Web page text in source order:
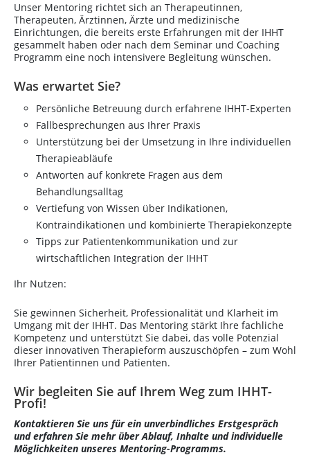
Unser Mentoring richtet sich an Therapeutinnen,
Therapeuten, Ärztinnen, Ärzte und medizinische
Einrichtungen, die bereits erste Erfahrungen mit der IHHT
gesammelt haben oder nach dem Seminar und Coaching
Programm eine noch intensivere Begleitung wünschen.
Was erwartet Sie?
Persönliche Betreuung durch erfahrene IHHT-Experten
Fallbesprechungen aus Ihrer Praxis
Unterstützung bei der Umsetzung in Ihre individuellen
Therapieabläufe
Antworten auf konkrete Fragen aus dem
Behandlungsalltag
Vertiefung von Wissen über Indikationen,
Kontraindikationen und kombinierte Therapiekonzepte
Tipps zur Patientenkommunikation und zur
wirtschaftlichen Integration der IHHT
Ihr Nutzen:
Sie gewinnen Sicherheit, Professionalität und Klarheit im
Umgang mit der IHHT. Das Mentoring stärkt Ihre fachliche
Kompetenz und unterstützt Sie dabei, das volle Potenzial
dieser innovativen Therapieform auszuschöpfen – zum Wohl
Ihrer Patientinnen und Patienten.
Wir begleiten Sie auf Ihrem Weg zum IHHT-
Profi!
Kontaktieren Sie uns für ein unverbindliches Erstgespräch
und erfahren Sie mehr über Ablauf, Inhalte und individuelle
Möglichkeiten unseres Mentoring-Programms.